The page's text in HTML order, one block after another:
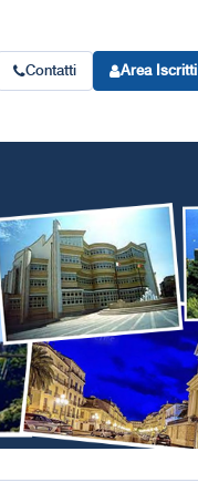
Contatti Area Iscritti